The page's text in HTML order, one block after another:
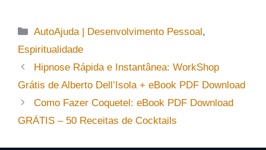
Categorias
AutoAjuda | Desenvolvimento Pessoal ,
Espiritualidade
Hipnose Rápida e Instantânea: WorkShop
Grátis de Alberto Dell’Isola + eBook PDF Download
Como Fazer Coquetel: eBook PDF Download
GRÁTIS – 50 Receitas de Cocktails